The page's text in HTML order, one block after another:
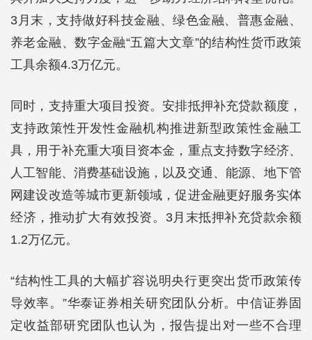
3月末，支持做好科技金融、绿色金融、普惠金融、
养老金融、数字金融“五篇大文章”的结构性货币政策
工具余额4.3万亿元。
同时，支持重大项目投资。安排抵押补充贷款额度，
支持政策性开发性金融机构推进新型政策性金融工
具，用于补充重大项目资本金，重点支持数字经济、
人工智能、消费基础设施，以及交通、能源、地下管
网建设改造等城市更新领域，促进金融更好服务实体
经济，推动扩大有效投资。3月末抵押补充贷款余额
1.2万亿元。
“结构性工具的大幅扩容说明央行更突出货币政策传
导效率。”华泰证券相关研究团队分析。中信证券固
定收益部研究团队也认为，报告提出对一些不合理